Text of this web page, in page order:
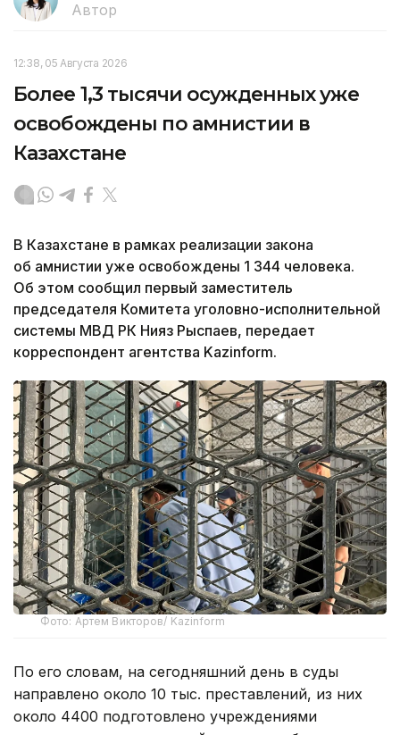
Автор
12:38, 05 Августа 2026
Более 1,3 тысячи осужденных уже
освобождены по амнистии в
Казахстане
В Казахстане в рамках реализации закона
об амнистии уже освобождены 1 344 человека.
Об этом сообщил первый заместитель
председателя Комитета уголовно-исполнительной
системы МВД РК Нияз Рыспаев, передает
корреспондент агентства Kazinform.
Фото: Артем Викторов/ Kazinform
По его словам, на сегодняшний день в суды
направлено около 10 тыс. преставлений, из них
около 4400 подготовлено учреждениями